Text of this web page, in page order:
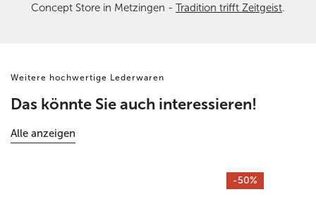
Concept Store in Metzingen - Tradition trifft Zeitgeist.
Weitere hochwertige Lederwaren
Das könnte Sie auch interessieren!
Alle anzeigen
Brauner
Leder
-50%